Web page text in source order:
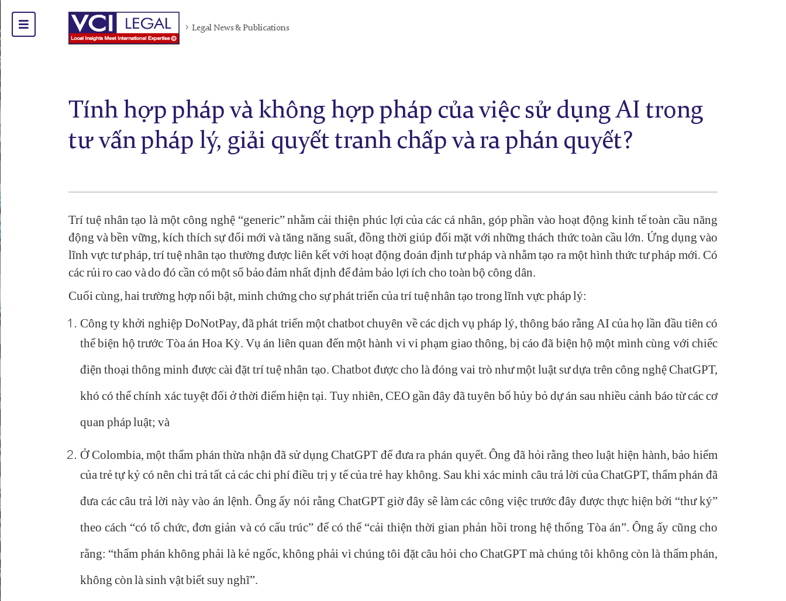
Legal News & Publications
Tính hợp pháp và không hợp pháp của việc sử dụng AI trong
tư vấn pháp lý, giải quyết tranh chấp và ra phán quyết?
Trí tuệ nhân tạo là một công nghệ “generic” nhằm cải thiện phúc lợi của các cá nhân, góp phần vào hoạt động kinh tế toàn cầu năng
động và bền vững, kích thích sự đổi mới và tăng năng suất, đồng thời giúp đối mặt với những thách thức toàn cầu lớn. Ứng dụng vào
lĩnh vực tư pháp, trí tuệ nhân tạo thường được liên kết với hoạt động đoán định tư pháp và nhằm tạo ra một hình thức tư pháp mới. Có
các rủi ro cao và do đó cần có một số bảo đảm nhất định để đảm bảo lợi ích cho toàn bộ công dân.
Cuối cùng, hai trường hợp nổi bật, minh chứng cho sự phát triển của trí tuệ nhân tạo trong lĩnh vực pháp lý:
Công ty khởi nghiệp DoNotPay, đã phát triển một chatbot chuyên về các dịch vụ pháp lý, thông báo rằng AI của họ lần đầu tiên có
thể biện hộ trước Tòa án Hoa Kỳ. Vụ án liên quan đến một hành vi vi phạm giao thông, bị cáo đã biện hộ một mình cùng với chiếc
điện thoại thông minh được cài đặt trí tuệ nhân tạo. Chatbot được cho là đóng vai trò như một luật sư dựa trên công nghệ ChatGPT,
khó có thể chính xác tuyệt đối ở thời điểm hiện tại. Tuy nhiên, CEO gần đây đã tuyên bố hủy bỏ dự án sau nhiều cảnh báo từ các cơ
quan pháp luật; và
Ở Colombia, một thẩm phán thừa nhận đã sử dụng ChatGPT để đưa ra phán quyết. Ông đã hỏi rằng theo luật hiện hành, bảo hiểm
của trẻ tự kỷ có nên chi trả tất cả các chi phí điều trị y tế của trẻ hay không. Sau khi xác minh câu trả lời của ChatGPT, thẩm phán đã
đưa các câu trả lời này vào án lệnh. Ông ấy nói rằng ChatGPT giờ đây sẽ làm các công việc trước đây được thực hiện bởi “thư ký”
theo cách “có tổ chức, đơn giản và có cấu trúc” để có thể “cải thiện thời gian phản hồi trong hệ thống Tòa án”. Ông ấy cũng cho
rằng: “thẩm phán không phải là kẻ ngốc, không phải vì chúng tôi đặt câu hỏi cho ChatGPT mà chúng tôi không còn là thẩm phán,
không còn là sinh vật biết suy nghĩ”.